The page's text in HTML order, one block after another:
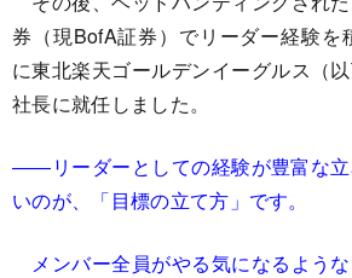
券（現BofA証券）でリーダー経験を
に東北楽天ゴールデンイーグルス（
社長に就任しました。
――リーダーとしての経験が豊富な立
いのが、「目標の立て方」です。
メンバー全員がやる気になるよう